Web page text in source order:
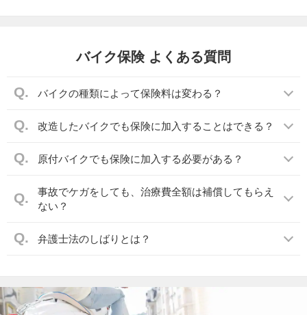
バイク保険 よくある質問
バイクの種類によって保険料は変わる？
改造したバイクでも保険に加入することはできる？
原付バイクでも保険に加入する必要がある？
事故でケガをしても、治療費全額は補償してもらえ
ない？
弁護士法のしばりとは？